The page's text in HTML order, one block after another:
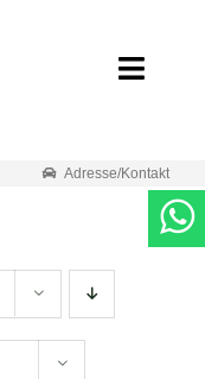
Toggle
Adresse/Kontakt